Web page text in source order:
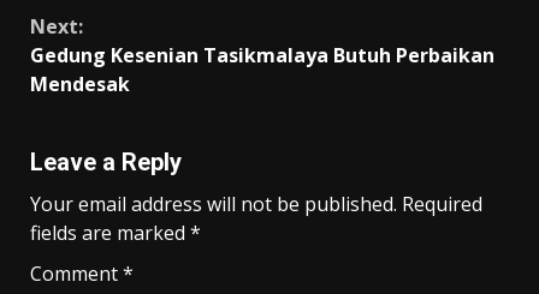
Next:
Gedung Kesenian Tasikmalaya Butuh Perbaikan
Mendesak
Leave a Reply
Your email address will not be published. Required
fields are marked *
Comment*